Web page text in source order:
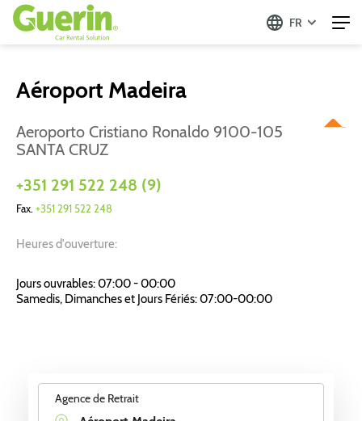
FR
Aéroport Madeira
Aeroporto Cristiano Ronaldo 9100-105
SANTA CRUZ
+351 291 522 248 (9)
Fax. +351 291 522 248
Heures d'ouverture:
Jours ouvrables: 07:00 - 00:00
Samedis, Dimanches et Jours Fériés: 07:00-00:00
Agence de Retrait